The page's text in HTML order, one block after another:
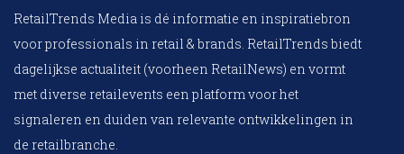
RetailTrends Media is dé informatie en inspiratiebron
voor professionals in retail & brands. RetailTrends biedt
dagelijkse actualiteit (voorheen RetailNews) en vormt
met diverse retailevents een platform voor het
signaleren en duiden van relevante ontwikkelingen in
de retailbranche.